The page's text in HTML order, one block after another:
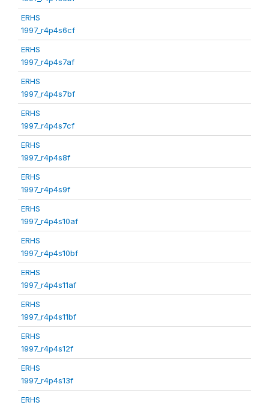
ERHS
1997_r4p4s6cf
ERHS
1997_r4p4s7af
ERHS
1997_r4p4s7bf
ERHS
1997_r4p4s7cf
ERHS
1997_r4p4s8f
ERHS
1997_r4p4s9f
ERHS
1997_r4p4s10af
ERHS
1997_r4p4s10bf
ERHS
1997_r4p4s11af
ERHS
1997_r4p4s11bf
ERHS
1997_r4p4s12f
ERHS
1997_r4p4s13f
ERHS